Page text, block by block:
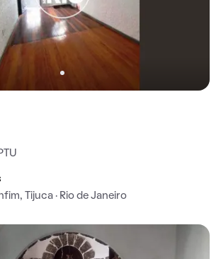
Tijuca · Rio de Janeiro